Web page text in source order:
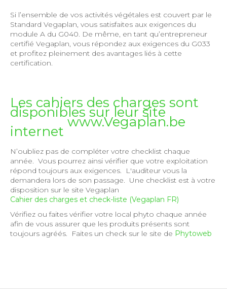
Si l’ensemble de vos activités végétales est couvert par le
Standard Vegaplan, vous satisfaites aux exigences du
module A du G040. De même, en tant qu’entrepreneur
certifié Vegaplan, vous répondez aux exigences du G033
et profitez pleinement des avantages liés à cette
certification.
Les cahiers des charges sont
disponibles sur leur site
internet
www.Vegaplan.be
N’oubliez pas de compléter votre checklist chaque
année. Vous pourrez ainsi vérifier que votre exploitation
répond toujours aux exigences. L'auditeur vous la
demandera lors de son passage. Une checklist est à votre
disposition sur le site Vegaplan
Cahier des charges et check-liste (Vegaplan FR)
Vérifiez ou faites vérifier votre local phyto chaque année
afin de vous assurer que les produits présents sont
toujours agréés. Faites un check sur le site de Phytoweb